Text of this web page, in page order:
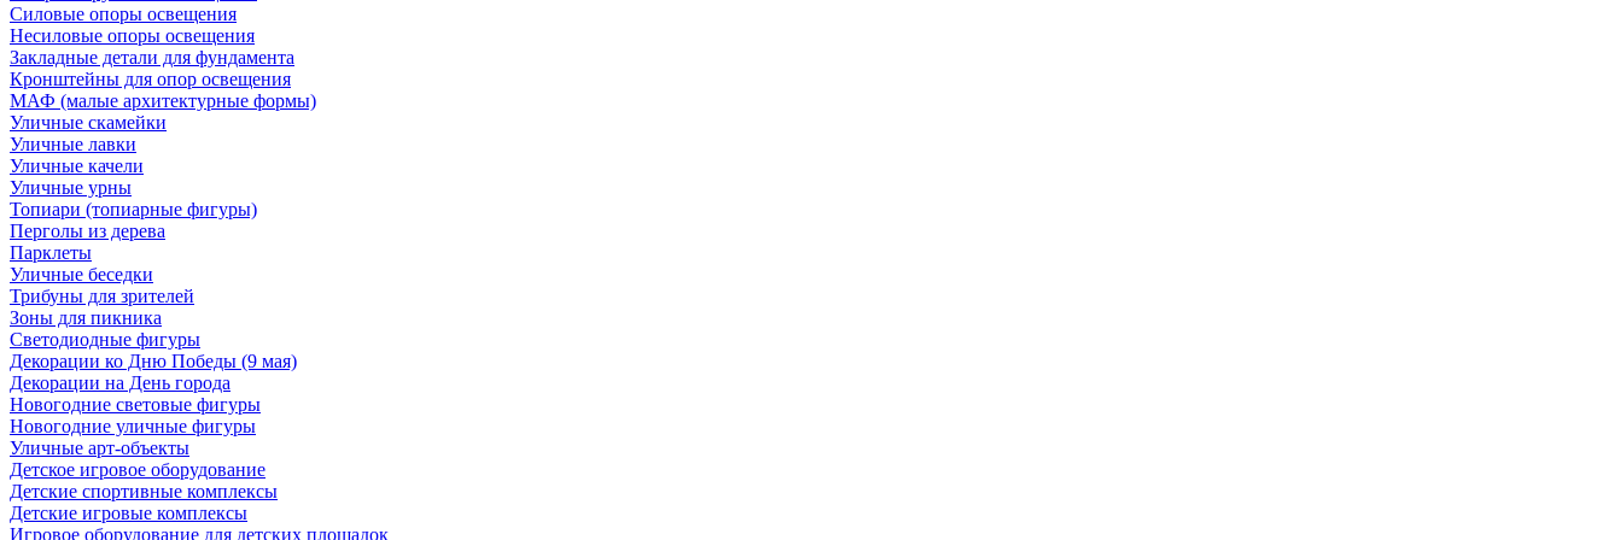
Силовые опоры освещения
Несиловые опоры освещения
Закладные детали для фундамента
Кронштейны для опор освещения
МАФ (малые архитектурные формы)
Уличные скамейки
Уличные лавки
Уличные качели
Уличные урны
Топиари (топиарные фигуры)
Перголы из дерева
Парклеты
Уличные беседки
Трибуны для зрителей
Зоны для пикника
Светодиодные фигуры
Декорации ко Дню Победы (9 мая)
Декорации на День города
Новогодние световые фигуры
Новогодние уличные фигуры
Уличные арт-объекты
Детское игровое оборудование
Детские спортивные комплексы
Детские игровые комплексы
Игровое оборудование для детских площадок